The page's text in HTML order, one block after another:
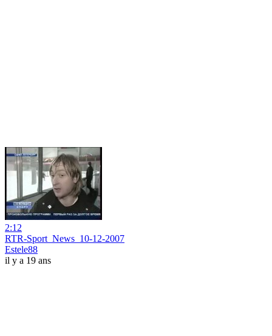
2:12
RTR-Sport_News_10-12-2007
Estele88
il y a 19 ans